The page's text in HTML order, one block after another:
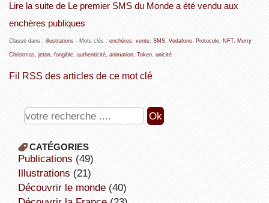
Lire la suite de Le premier SMS du Monde a été vendu aux
enchères publiques
Classé dans : illustrations- Mots clés : enchères, vente, SMS, Vodafone, Protocole, NFT, Merry
Christmas, jeton, fongible, authenticité, animation, Token, unicité
Fil RSS des articles de ce mot clé
CATÉGORIES
publications (49)
illustrations (21)
découvrir le monde(40)